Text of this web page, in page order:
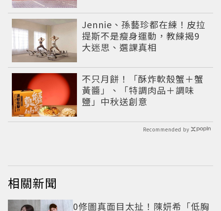
Jennie、孫藝珍都在練！皮拉
提斯不是瘦身運動，教練揭9
大迷思、選課真相
不只月餅！「酥炸軟殼蟹＋蟹
黃醬」、「特調肉品＋調味
鹽」中秋送創意
Recommended by
相關新聞
0修圖真面目太扯！陳妍希「低胸